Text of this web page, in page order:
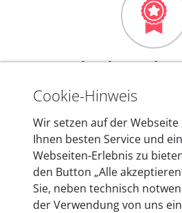
Mehr als 10
In den Kfz-Diagnosegeräten
entwickeln wir unsere
Berlin laufend weiter. Auf
heute mehr als 60.000
Cookie-Hinweis
Wir setzen auf der Webseite
Ihnen besten Service und
Webseiten-Erlebnis zu
den Button „Alle
Sie, neben technisch
der Verwendung von uns